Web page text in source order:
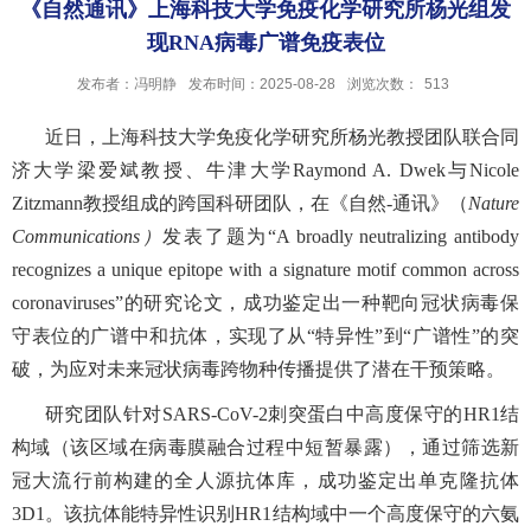
《自然通讯》上海科技大学免疫化学研究所杨光组发
现RNA病毒广谱免疫表位
发布者：冯明静 发布时间：2025-08-28 浏览次数： 513
近日，上海科技大学免疫化学研究所杨光教授团队联合同
济大学梁爱斌教授、牛津大学Raymond A. Dwek与Nicole
Zitzmann教授组成的跨国科研团队，在《自然-通讯》（Nature
Communications） 发表了题为“A broadly neutralizing antibody
recognizes a unique epitope with a signature motif common across
coronaviruses”的研究论文，成功鉴定出一种靶向冠状病毒保
守表位的广谱中和抗体，实现了从“特异性”到“广谱性”的突
破，为应对未来冠状病毒跨物种传播提供了潜在干预策略。
研究团队针对SARS-CoV-2刺突蛋白中高度保守的HR1结
构域（该区域在病毒膜融合过程中短暂暴露），通过筛选新
冠大流行前构建的全人源抗体库，成功鉴定出单克隆抗体
3D1。该抗体能特异性识别HR1结构域中一个高度保守的六氨